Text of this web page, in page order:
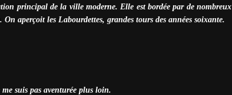
principal de la ville moderne. Elle est bordée par de nombreux
aperçoit les Labourdettes, grandes tours des années soixante.
suis pas aventurée plus loin.